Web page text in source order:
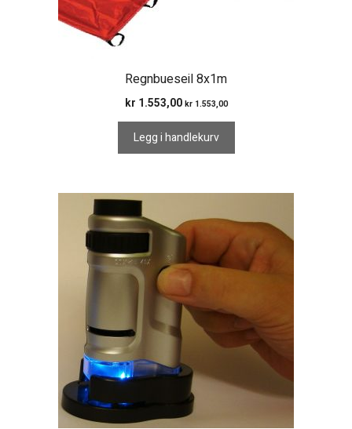
Regnbueseil 8x1m
kr 1.553,00 kr1.553,00
Legg i handlekurv